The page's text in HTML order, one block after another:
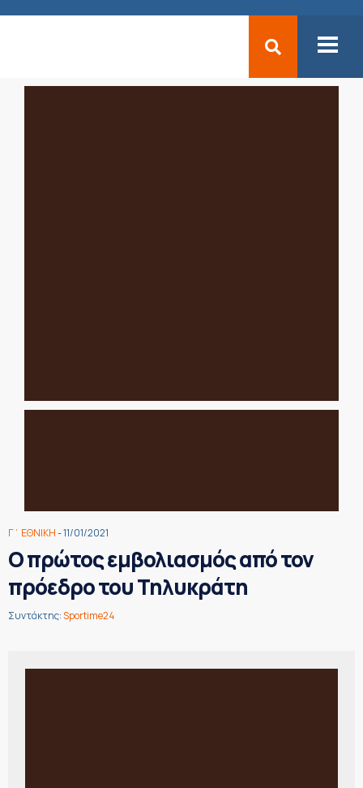
Γ΄ ΕΘΝΙΚΗ- 11/01/2021
Ο πρώτος εμβολιασμός από τον
πρόεδρο του Τηλυκράτη
Συντάκτης:Sportime24